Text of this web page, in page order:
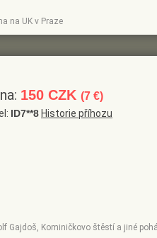
na UK v Praze
Gajdoš, Kominičkovo štěstí a jiné
150 CZK (7 €)
ID7**8 Historie příhozu